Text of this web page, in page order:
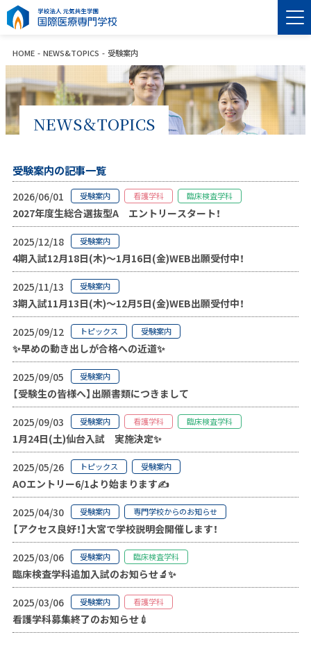
HOME NEWS&TOPICS 受験案内
NEWS＆TOPICS
受験案内の記事一覧
2026/06/01 受験案内 看護学科 臨床検査学科
2027年度生総合選抜型A エントリースタート！
2025/12/18 受験案内
4期入試12月18日(木)～1月16日(金)WEB出願受付中！
2025/11/13 受験案内
3期入試11月13日(木)～12月5日(金)WEB出願受付中！
2025/09/12 トピックス 受験案内
✨早めの動き出しが合格への近道✨
2025/09/05 受験案内
【受験生の皆様へ】出願書類につきまして
2025/09/03 受験案内 看護学科 臨床検査学科
1月24日(土)仙台入試 実施決定✨
2025/05/26 トピックス 受験案内
AOエントリー6/1より始まります✍
2025/04/30 受験案内 専門学校からのお知らせ
【アクセス良好！】大宮で学校説明会開催します！
2025/03/06 受験案内 臨床検査学科
臨床検査学科追加入試のお知らせ🔬✨
2025/03/06 受験案内 看護学科
看護学科募集終了のお知らせ💉